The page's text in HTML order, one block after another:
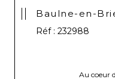
Baulne-en-
Réf : 232988